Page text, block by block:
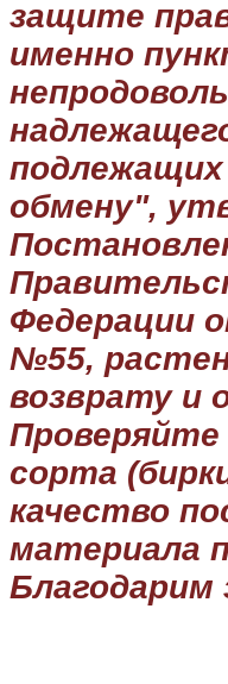
защите
именно
обмену",
Федерации
№55,
возврату и
Проверяйте
сорта
качество
материала
Благодарим